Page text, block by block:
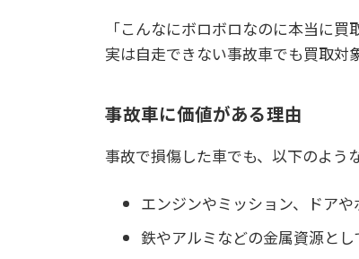
「こんなにボロボロなのに本当に
実は自走できない事故車でも買取対
事故車に価値がある理由
事故で損傷した車でも、以下のよう
エンジンやミッション、ドア
鉄やアルミなどの金属資源と